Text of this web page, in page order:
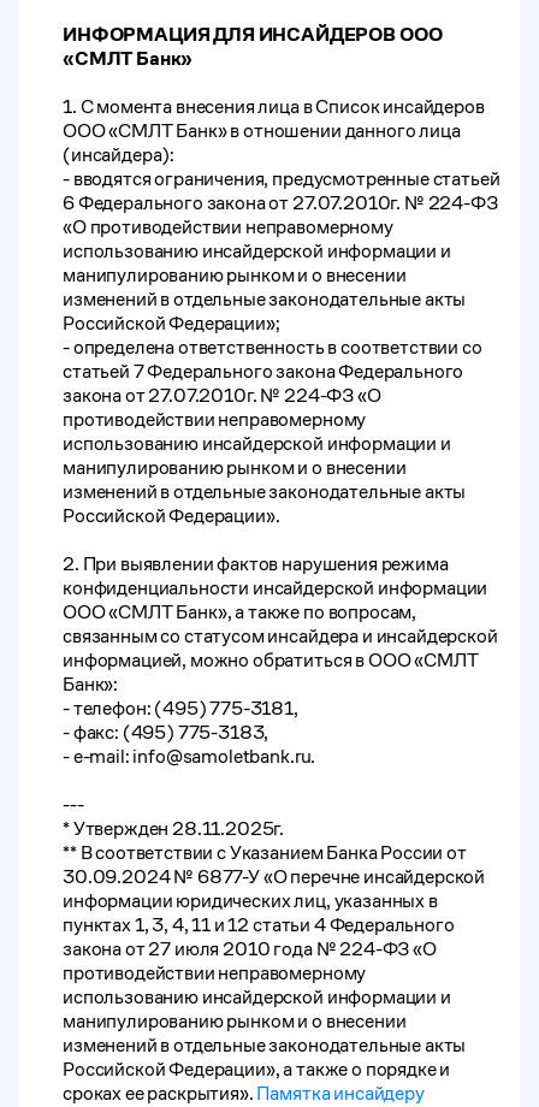
ИНФОРМАЦИЯ ДЛЯ ИНСАЙДЕРОВ ООО
«СМЛТ Банк»
1. С момента внесения лица в Список инсайдеров
ООО «СМЛТ Банк» в отношении данного лица
(инсайдера):
- вводятся ограничения, предусмотренные статьей
6 Федерального закона от 27.07.2010г. № 224-ФЗ
«О противодействии неправомерному
использованию инсайдерской информации и
манипулированию рынком и о внесении
изменений в отдельные законодательные акты
Российской Федерации»;
- определена ответственность в соответствии со
статьей 7 Федерального закона Федерального
закона от 27.07.2010г. № 224-ФЗ «О
противодействии неправомерному
использованию инсайдерской информации и
манипулированию рынком и о внесении
изменений в отдельные законодательные акты
Российской Федерации».
2. При выявлении фактов нарушения режима
конфиденциальности инсайдерской информации
ООО «СМЛТ Банк», а также по вопросам,
связанным со статусом инсайдера и инсайдерской
информацией, можно обратиться в ООО «СМЛТ
Банк»:
- телефон: (495) 775-3181,
- факс: (495) 775-3183,
- e-mail: info@samoletbank.ru.
---
* Утвержден 28.11.2025г.
** В соответствии с Указанием Банка России от
30.09.2024 № 6877-У «О перечне инсайдерской
информации юридических лиц, указанных в
пунктах 1, 3, 4, 11 и 12 статьи 4 Федерального
закона от 27 июля 2010 года № 224-ФЗ «О
противодействии неправомерному
использованию инсайдерской информации и
манипулированию рынком и о внесении
изменений в отдельные законодательные акты
Российской Федерации», а также о порядке и
сроках ее раскрытия».Памятка инсайдеру